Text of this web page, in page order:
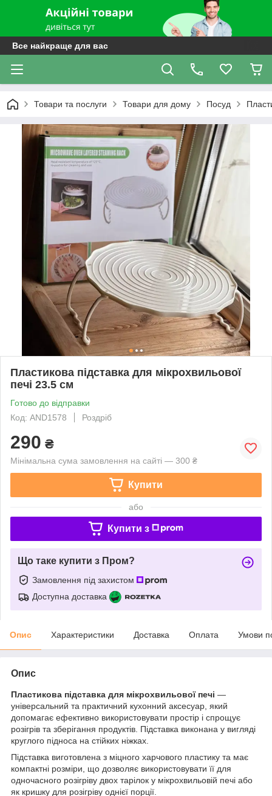
Все найкраще для вас
Товари та послуги Товари для дому Посуд
Пластикова підставка для мікрохвильової
печі 23.5 см
Готово до відправки
Код: AND1578
Роздріб
290 ₴
Мінімальна сума замовлення на сайті — 300 ₴
Купити
або
Купити з
Що таке купити з Пром?
Замовлення під захистом
Доступна доставка
Опис Характеристики Доставка Оплата Умови
Опис
Пластикова підставка для мікрохвильової печі —
універсальний та практичний кухонний аксесуар, який
допомагає ефективно використовувати простір і спрощує
розігрів та зберігання продуктів. Підставка виконана у вигляді
круглого підноса на стійких ніжках.
Підставка виготовлена з міцного харчового пластику та має
компактні розміри, що дозволяє використовувати її для
одночасного розігріву двох тарілок у мікрохвильовій печі або
як кришку для розігріву однієї порції.